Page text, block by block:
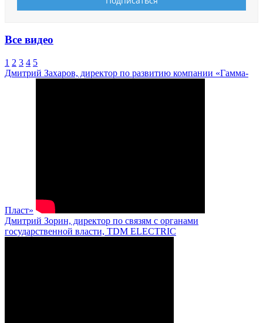
Все видео
1 2 3 4 5
Дмитрий Захаров, директор по развитию компании «Гамма-
Пласт»
Дмитрий Зорин, директор по связям с органами
государственной власти, TDM ELECTRIC